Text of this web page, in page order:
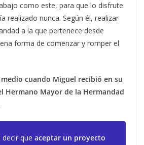
como este, para que lo disfrute
realizado nunca. Según él, realizar
a la que pertenece desde
forma de comenzar y romper el
medio cuando Miguel recibió en su
Hermano Mayor de la Hermandad
decir que aceptar un proyecto